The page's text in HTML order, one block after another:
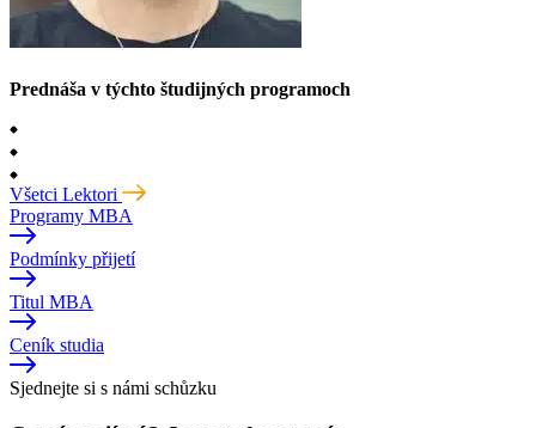
Prednáša v týchto študijných programoch
Všetci Lektori
Programy MBA
Podmínky přijetí
Titul MBA
Ceník studia
Sjednejte si s námi schůzku